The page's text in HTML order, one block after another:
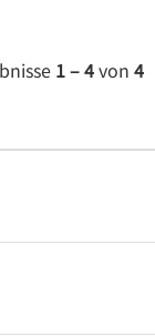
1 – 4von 4